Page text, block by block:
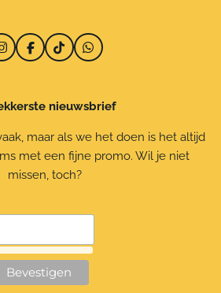
I
n
a
r
m
F
a
b
o
T
i
o
W
h
s
p
nieuwsbrief
maar als we het doen is het altijd
met een fijne promo. Wil je niet
missen, toch?